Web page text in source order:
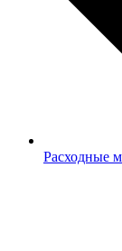
Расходные